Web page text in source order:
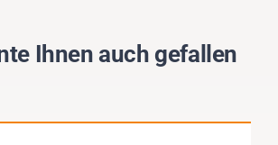
Ihnen auch gefallen